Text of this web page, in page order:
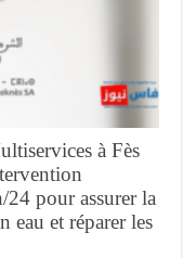
à Fès
pour assurer la
eau et réparer les